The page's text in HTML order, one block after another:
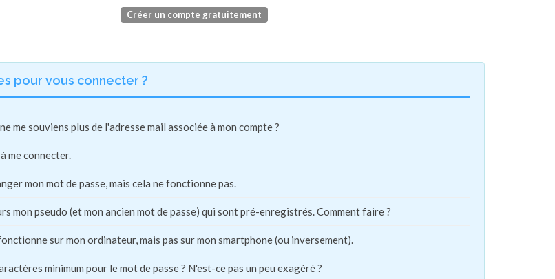
Créer un compte gratuitement
pour vous connecter ?
me souviens plus de l'adresse mail associée à mon compte ?
me connecter.
mon mot de passe, mais cela ne fonctionne pas.
mon pseudo (et mon ancien mot de passe) qui sont pré-enregistrés. Comment faire ?
sur mon ordinateur, mais pas sur mon smartphone (ou inversement).
minimum pour le mot de passe ? N'est-ce pas un peu exagéré ?